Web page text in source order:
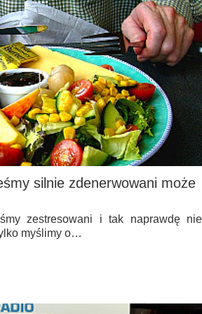
silnie zdenerwowani może
zestresowani i tak naprawdę nie
myślimy o…